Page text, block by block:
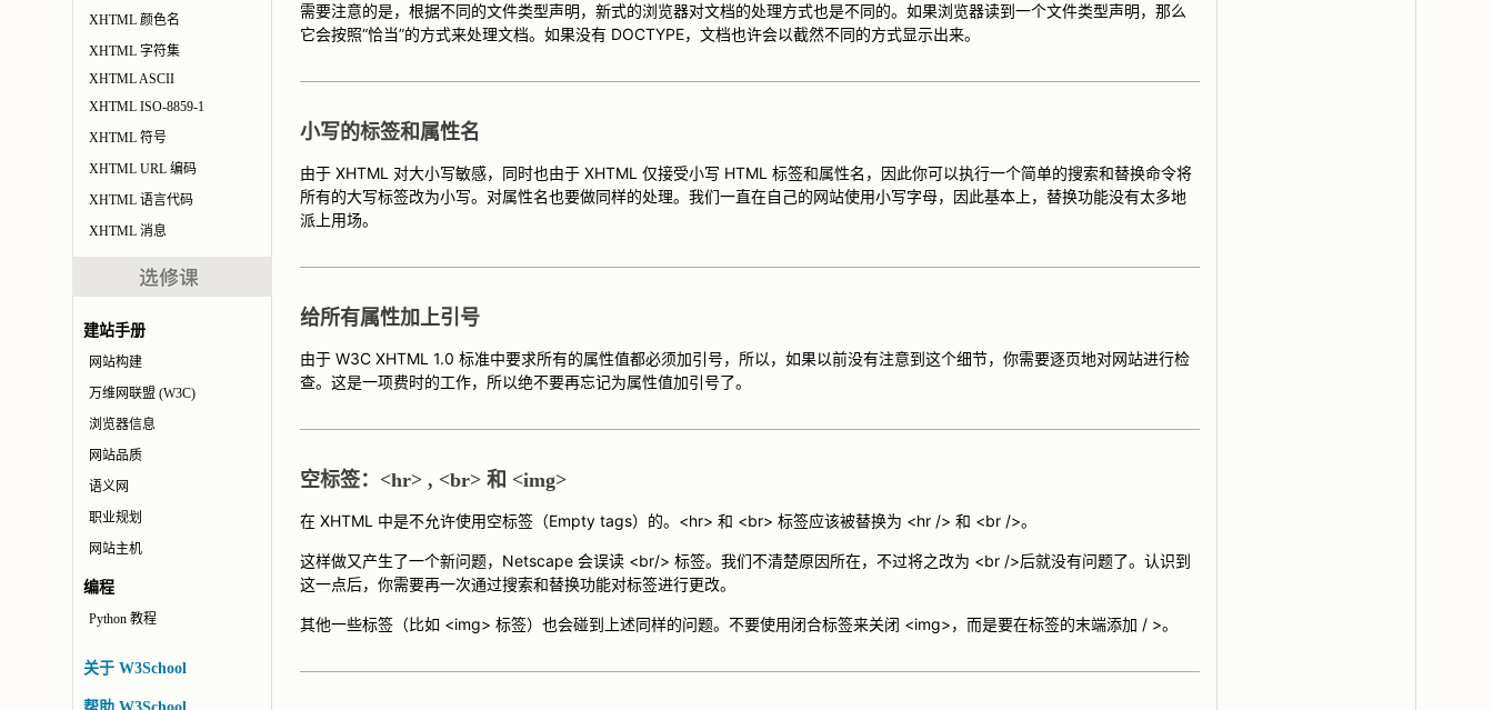
XHTML 颜色名
XHTML 字符集
XHTML ASCII
XHTML ISO-8859-1
XHTML 符号
XHTML URL 编码
XHTML 语言代码
XHTML 消息
建站手册
网站构建
万维网联盟 (W3C)
浏览器信息
网站品质
语义网
职业规划
网站主机
编程
Python 教程
关于 W3School
需要注意的是，根据不同的文件类型声明，新式的浏览器对文档的处理方式也是不同的。如果浏览器读到一个文件类型声明，那么
它会按照“恰当”的方式来处理文档。如果没有 DOCTYPE，文档也许会以截然不同的方式显示出来。
小写的标签和属性名
由于 XHTML 对大小写敏感，同时也由于 XHTML 仅接受小写 HTML 标签和属性名，因此你可以执行一个简单的搜索和替换命令将
所有的大写标签改为小写。对属性名也要做同样的处理。我们一直在自己的网站使用小写字母，因此基本上，替换功能没有太多地
派上用场。
给所有属性加上引号
由于 W3C XHTML 1.0 标准中要求所有的属性值都必须加引号，所以，如果以前没有注意到这个细节，你需要逐页地对网站进行检
查。这是一项费时的工作，所以绝不要再忘记为属性值加引号了。
空标签：<hr> , <br> 和 <img>
在 XHTML 中是不允许使用空标签（Empty tags）的。<hr> 和 <br> 标签应该被替换为 <hr /> 和 <br />。
这样做又产生了一个新问题，Netscape 会误读 <br/> 标签。我们不清楚原因所在，不过将之改为 <br />后就没有问题了。认识到
这一点后，你需要再一次通过搜索和替换功能对标签进行更改。
其他一些标签（比如 <img> 标签）也会碰到上述同样的问题。不要使用闭合标签来关闭 <img>，而是要在标签的末端添加 / >。